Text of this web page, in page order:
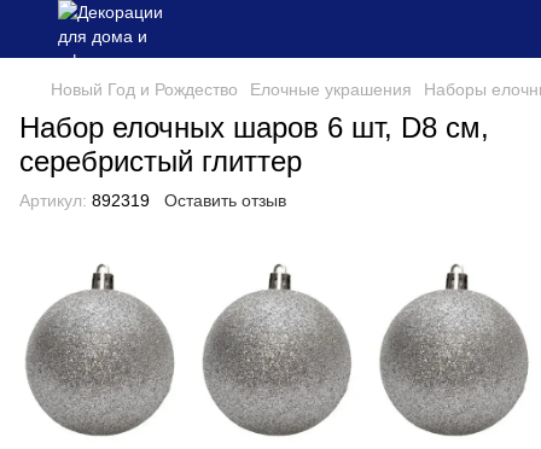
Новый Год и Рождество Елочные украшения Наборы
Набор елочных шаров 6 шт, D8 см,
серебристый глиттер
Артикул: 892319 Оставить отзыв